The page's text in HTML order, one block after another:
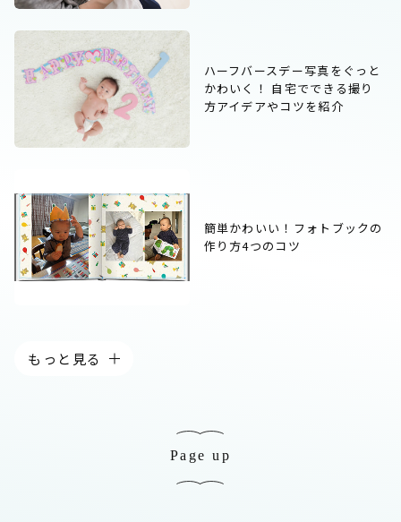
ハーフバースデー写真をぐっと
かわいく！ 自宅でできる撮り
方アイデアやコツを紹介
簡単かわいい！フォトブックの
作り方4つのコツ
もっと見る
Page up